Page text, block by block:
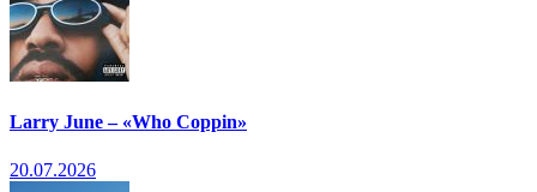
Larry June – «Who Coppin»
20.07.2026